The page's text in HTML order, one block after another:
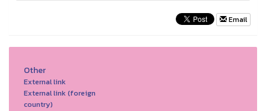
Email
Other
External link
External link (foreign
country)